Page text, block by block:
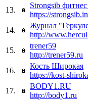
13.
Strongsib
https://
14.
Журнал
http://
15.
trener59
http://trener59.ru
16.
Кость Широкая
https://kost-
17.
BODY1.RU
http://body1.ru